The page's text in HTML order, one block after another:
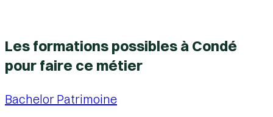
Les formations possibles à Condé
pour faire ce métier
Bachelor Patrimoine